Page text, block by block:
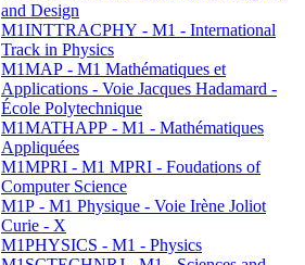
and Design
M1INTTRACPHY - M1 - International
Track in Physics
M1MAP - M1 Mathématiques et
Applications - Voie Jacques Hadamard -
École Polytechnique
M1MATHAPP - M1 - Mathématiques
Appliquées
M1MPRI - M1 MPRI - Foudations of
Computer Science
M1P - M1 Physique - Voie Irène Joliot
Curie - X
M1PHYSICS - M1 - Physics